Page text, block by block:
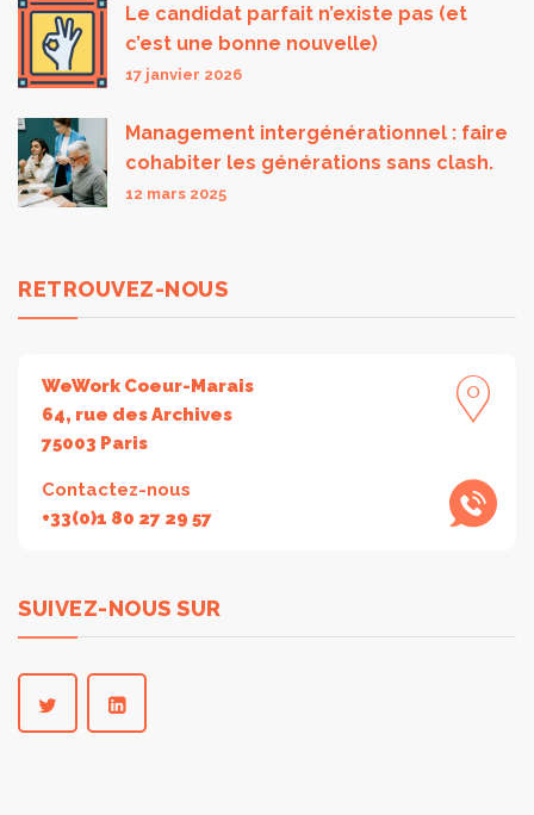
Le candidat parfait n’existe pas (et
c’est une bonne nouvelle)
17 janvier 2026
Management intergénérationnel : faire
cohabiter les générations sans clash.
12 mars 2025
RETROUVEZ-NOUS
WeWork Coeur-Marais
64, rue des Archives
75003 Paris
Contactez-nous
+33(0)1 80 27 29 57
SUIVEZ-NOUS SUR